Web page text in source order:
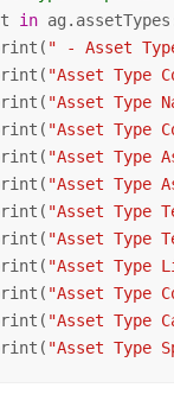
in
" - Asset
"Asset Type
"Asset Type
"Asset Type
"Asset Type
"Asset Type
"Asset Type
"Asset Type
"Asset Type
"Asset Type
"Asset Type
"Asset Type